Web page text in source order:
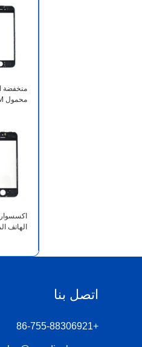
منخفضة
اتصل بنا
+86-755-88306921